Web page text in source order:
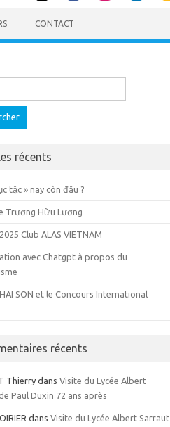
CONTACT
récents
tặc » nay còn đâu ?
Trương Hữu Lương
Club ALAS VIETNAM
avec Chatgpt à propos du
SON et le Concours International
récents
Thierry dansVisite du Lycée Albert
Paul Duxin 72 ans après
dansVisite du Lycée Albert Sarraut